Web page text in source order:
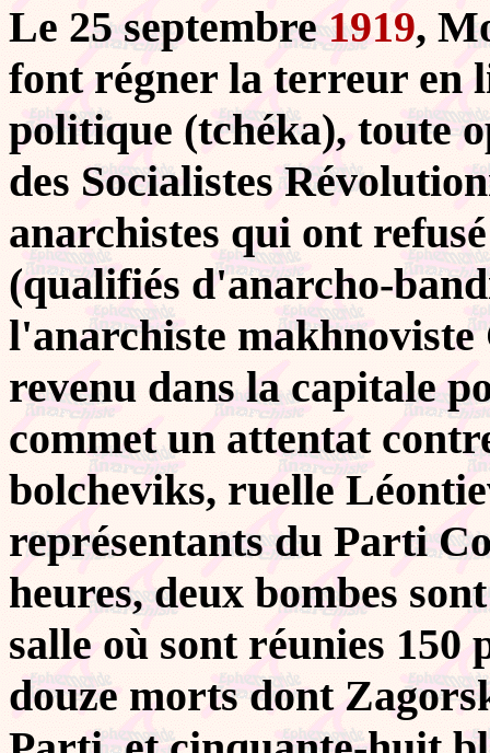
Le 25 septembre1919,
font régner la terreur en
politique (tchéka), toute
des Socialistes
anarchistes qui ont
(qualifiés d'anarcho-
l'anarchiste
revenu dans la capitale
commet un attentat
bolcheviks, ruelle
représentants du Parti
heures, deux bombes
salle où sont réunies 150
douze morts dont